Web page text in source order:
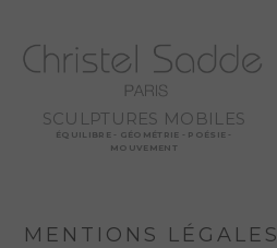
SCULPTURES MOBILES
ÉQUILIBRE - GÉOMÉTRIE - POÉSIE -
MOUVEMENT
MENTIONS LÉGALES